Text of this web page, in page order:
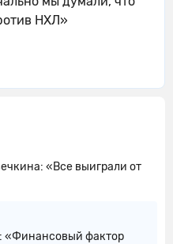
«Все выиграли от
«Финансовый фактор
НХЛ»